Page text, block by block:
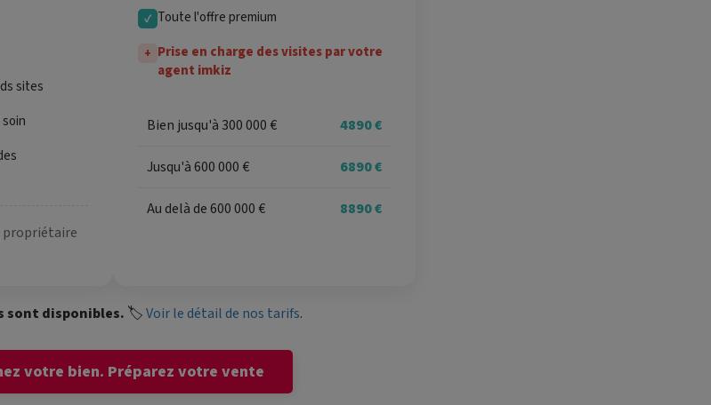
sites
propriétaire
✓ Toute l'offre premium
+ Prise en charge des visites par votre
agent imkiz
Bien jusqu'à 300 000 € 4890 €
Jusqu'à 600 000 € 6890 €
Au delà de 600 000 € 8890 €
sont disponibles. 🏷️Voir le détail de nos tarifs.
votre bien. Préparez votre vente